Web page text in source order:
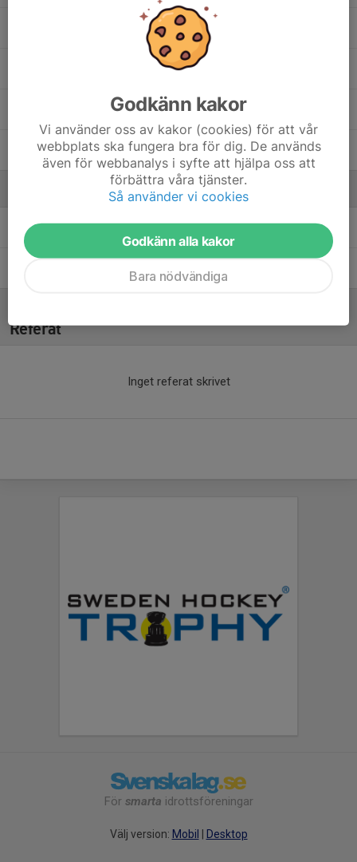
31. Gustav Sonesson
18. Maximilian Bilands
3. Viktor Gustafsson
Fredrik FagerlundTränare
Mikael GranhedTränare
Referat
Inget referat skrivet
För smarta idrottsföreningar
Välj version: Mobil Desktop
Godkänn kakor
Vi använder oss av kakor (cookies) för att vår
webbplats ska fungera bra för dig. De används
även för webbanalys i syfte att hjälpa oss att
förbättra våra tjänster.
Så använder vi cookies
Godkänn alla kakor
Bara nödvändiga